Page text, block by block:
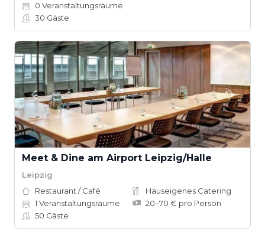
0 Veranstaltungsräume
30 Gäste
Meet & Dine am Airport Leipzig/Halle
Leipzig
Restaurant / Café
Hauseigenes Catering
1 Veranstaltungsräume
20–70 € pro Person
50 Gäste